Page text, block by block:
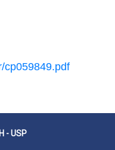
cp059849.pdf
- USP